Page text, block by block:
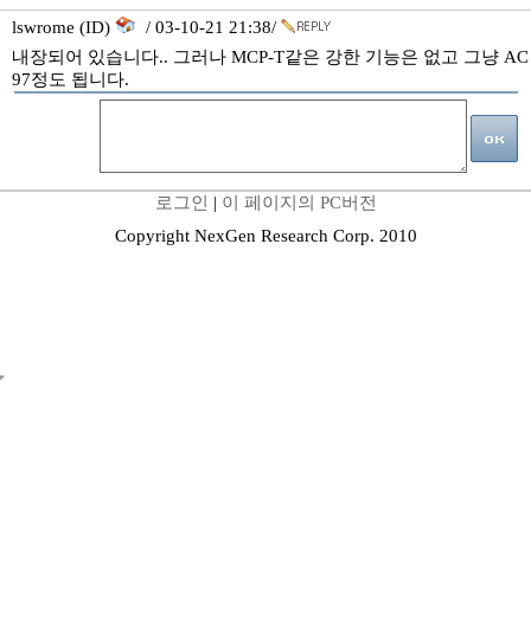
lswrome (ID)
/ 03-10-21 21:38/
내장되어 있습니다.. 그러나 MCP-T같은 강한 기능은 없고 그냥 AC
97정도 됩니다.
로그인 | 이 페이지의 PC버전
Copyright NexGen Research Corp. 2010